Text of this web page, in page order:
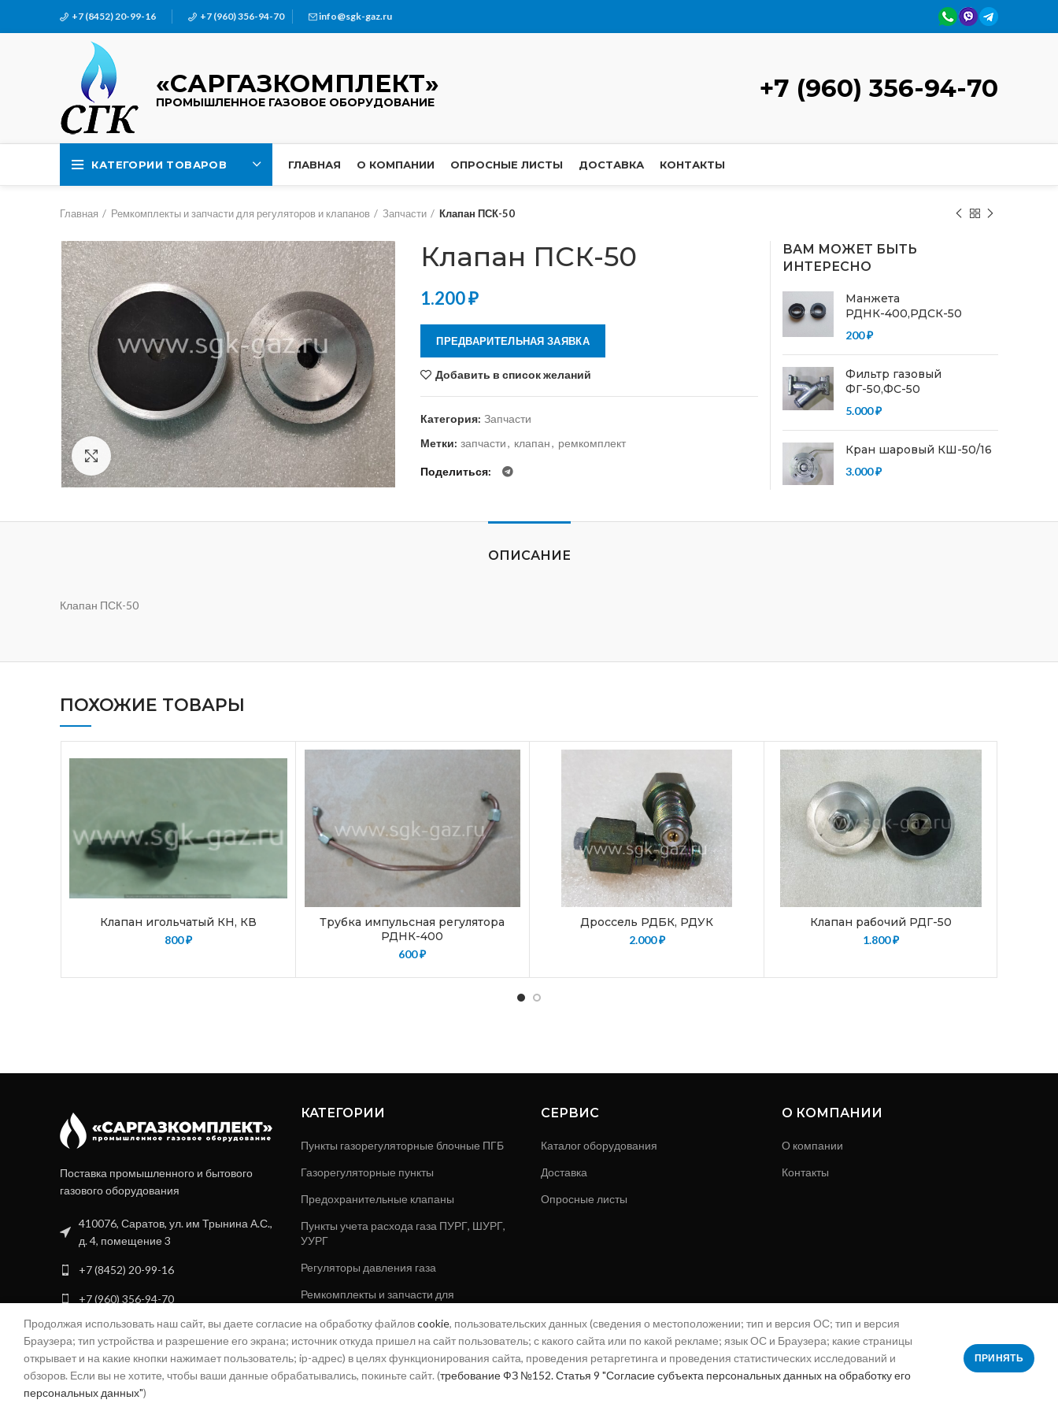
+7 (8452) 20-99-16 +7 (960) 356-94-70 info@sgk-gaz.ru
«САРГАЗКОМПЛЕКТ»
ПРОМЫШЛЕННОЕ ГАЗОВОЕ ОБОРУДОВАНИЕ +7 (960) 356-94-70
КАТЕГОРИИ ТОВАРОВ ГЛАВНАЯ О КОМПАНИИ ОПРОСНЫЕ ЛИСТЫ ДОСТАВКА КОНТАКТЫ
Главная Ремкомплекты и запчасти для регуляторов и клапанов Запчасти Клапан ПСК-50
Нажмите, чтобы увеличить
Клапан ПСК-50
1.200₽
ПРЕДВАРИТЕЛЬНАЯ ЗАЯВКА
Добавить в список желаний
Категория: Запчасти
Метки: запчасти, клапан, ремкомплект
Поделиться
ВАМ МОЖЕТ БЫТЬ
ИНТЕРЕСНО
Манжета
РДНК-400,РДСК-50
200₽
Фильтр газовый
ФГ-50,ФС-50
5.000₽
Кран шаровый КШ-50/16
3.000₽
ОПИСАНИЕ
Клапан ПСК-50
ПОХОЖИЕ ТОВАРЫ
Клапан игольчатый КН, КВ
800₽
Трубка импульсная регулятора
РДНК-400
600₽
Дроссель РДБК, РДУК
2.000₽
Клапан рабочий РДГ-50
1.800₽
Поставка промышленного и бытового
газового оборудования
410076, Саратов, ул. им Трынина А.С.,
д. 4, помещение 3
+7 (8452) 20-99-16
+7 (960) 356-94-70
info@sgk-gaz.ru
04@sgk-gaz.ru
КАТЕГОРИИ
Пункты газорегуляторные блочные ПГБ
Газорегуляторные пункты
Предохранительные клапаны
Пункты учета расхода газа ПУРГ, ШУРГ,
УУРГ
Регуляторы давления газа
Ремкомплекты и запчасти для
Фильтры газовые
СЕРВИС
Каталог оборудования
Доставка
Опросные листы
О КОМПАНИИ
О компании
Контакты
Продолжая использовать наш сайт, вы даете согласие на обработку файловcookie, пользовательских данных (сведения о местоположении; тип и версия ОС; тип и версия
Браузера; тип устройства и разрешение его экрана; источник откуда пришел на сайт пользователь; с какого сайта или по какой рекламе; язык ОС и Браузера; какие страницы
открывает и на какие кнопки нажимает пользователь; ip-адрес) в целях функционирования сайта, проведения ретаргетинга и проведения статистических исследований и
обзоров. Если вы не хотите, чтобы ваши данные обрабатывались, покиньте сайт. (требование ФЗ №152. Статья 9 "Согласие субъекта персональных данных на обработку его
персональных данных")
ПРИНЯТЬ